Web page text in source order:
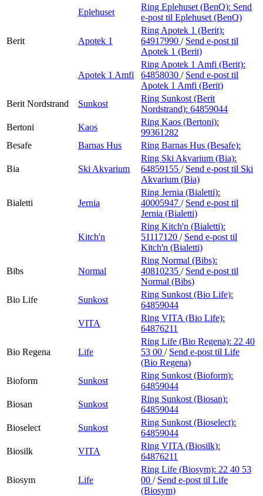
Eplehuset
Ring Eplehuset (BenQ): Send
e-post til Eplehuset (BenQ)
Berit Apotek 1
Ring Apotek 1 (Berit):
64917990 / Send e-post til
Apotek 1 (Berit)
Apotek 1 Amfi
Ring Apotek 1 Amfi (Berit):
64858030 / Send e-post til
Apotek 1 Amfi (Berit)
Berit Nordstrand
Sunkost
Ring Sunkost (Berit
Nordstrand): 64859044
Bertoni
Kaos
Ring Kaos (Bertoni):
99361282
Besafe
Barnas Hus Ring Barnas Hus (Besafe):
Bia Ski Akvarium
Ring Ski Akvarium (Bia):
64859155 / Send e-post til Ski
Akvarium (Bia)
Bialetti Jernia
Ring Jernia (Bialetti):
40005947 / Send e-post til
Jernia (Bialetti)
Kitch'n
Ring Kitch'n (Bialetti):
51117120 / Send e-post til
Kitch'n (Bialetti)
Bibs Normal
Ring Normal (Bibs):
40810235 / Send e-post til
Normal (Bibs)
Bio Life
Sunkost
Ring Sunkost (Bio Life):
64859044
VITA
Ring VITA (Bio Life):
64876211
Bio Regena Life
Ring Life (Bio Regena): 22 40
53 00 / Send e-post til Life
(Bio Regena)
Bioform
Sunkost
Ring Sunkost (Bioform):
64859044
Biosan
Sunkost
Ring Sunkost (Biosan):
64859044
Bioselect
Sunkost
Ring Sunkost (Bioselect):
64859044
Biosilk
VITA
Ring VITA (Biosilk):
64876211
Biosym Life
Ring Life (Biosym): 22 40 53
00 / Send e-post til Life
(Biosym)